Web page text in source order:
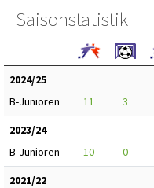
Saisonstatistik
2024/25
B-Junioren
11 3
2023/24
B-Junioren
10 0
2021/22